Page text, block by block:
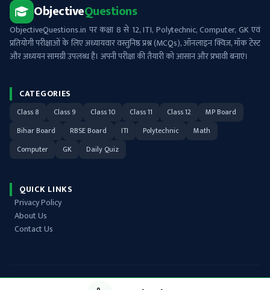
ObjectiveQuestions
ObjectiveQuestions.in पर कक्षा 8 से 12, ITI, Polytechnic, Computer, GK एवं
प्रतियोगी परीक्षाओं के लिए अध्यायवार वस्तुनिष्ठ प्रश्न (MCQs), ऑनलाइन क्विज़, मॉक टेस्ट
और अध्ययन सामग्री उपलब्ध है। अपनी परीक्षा की तैयारी को आसान और प्रभावी बनाएं।
CATEGORIES
Class 8 Class 9 Class 10 Class 11 Class 12
MP Board
Bihar Board
RBSE Board ITI Polytechnic
Math
Computer
GK Daily Quiz
QUICK LINKS
Privacy Policy
About Us
Contact Us
Copyright © 2021-2026 ObjectiveQuestions.in. All rights reserved.